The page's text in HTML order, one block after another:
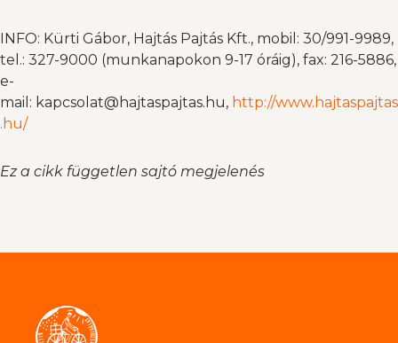
INFO: Kürti Gábor, Hajtás Pajtás Kft., mobil: 30/991-9989,
tel.: 327-9000 (munkanapokon 9-17 óráig), fax: 216-5886,
e-
mail: kapcsolat@hajtaspajtas.hu, http://www.hajtaspajtas
.hu/
Ez a cikk független sajtó megjelenés